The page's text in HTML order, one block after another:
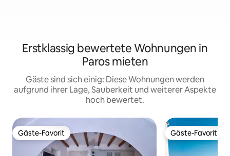
Erstklassig bewertete Wohnungen in
Paros mieten
Gäste sind sich einig: Diese Wohnungen werden
aufgrund ihrer Lage, Sauberkeit und weiterer Aspekte
hoch bewertet.
Gäste-Favorit
Gäste-Favorit Gäste-Favorit
Gäste-Favorit